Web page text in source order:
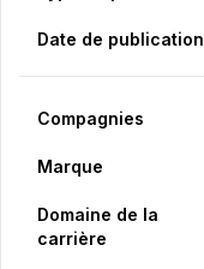
Date de publication
Compagnies
Marque
Domaine de la
carrière